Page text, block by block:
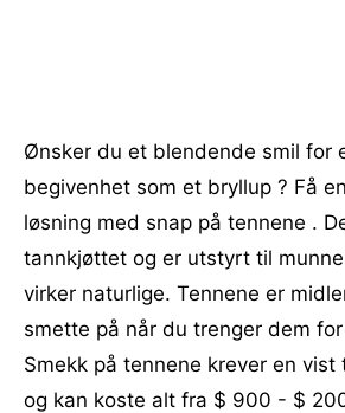
Ønsker du et blendende smil for
begivenhet som et bryllup ? Få
løsning med snap på tennene .
tannkjøttet og er utstyrt til
virker naturlige. Tennene er
smette på når du trenger dem
Smekk på tennene krever en vist
og kan koste alt fra $ 900 - $